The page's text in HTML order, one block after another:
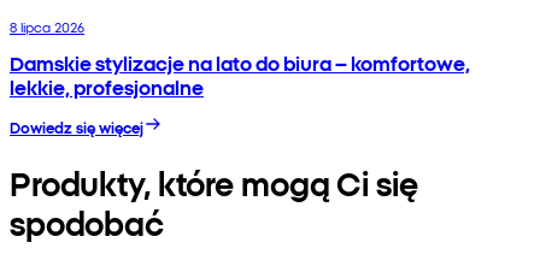
8 lipca 2026
Damskie stylizacje na lato do biura – komfortowe,
lekkie, profesjonalne
Dowiedz się więcej
Produkty, które mogą Ci się
spodobać